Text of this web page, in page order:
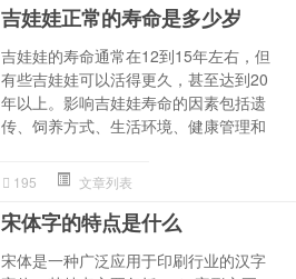
吉娃娃正常的寿命是多少岁
吉娃娃的寿命通常在12到15年左右，但
有些吉娃娃可以活得更久，甚至达到20
年以上。影响吉娃娃寿命的因素包括遗
传、饲养方式、生活环境、健康管理和
195 文章列表
宋体字的特点是什么
宋体是一种广泛应用于印刷行业的汉字